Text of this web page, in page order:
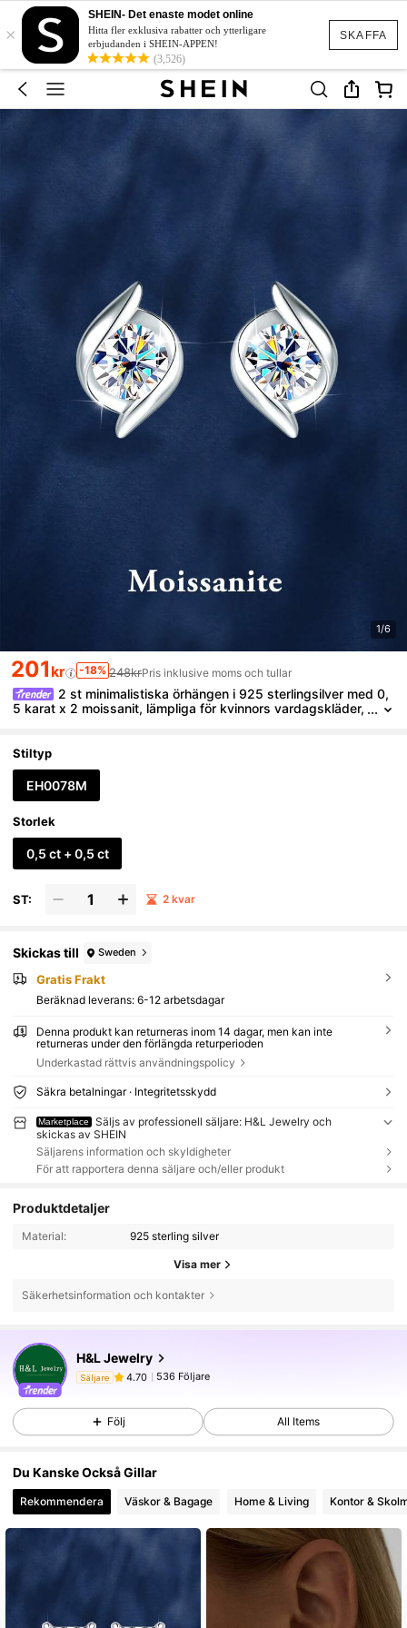
SKAFFA
×
SHEIN- Det enaste modet online
Hitta fler exklusiva rabatter och ytterligare
erbjudanden i SHEIN-APPEN!
(3,526)
1/6
201 kr -18% 248krPris inklusive moms och tullar
2 st minimalistiska örhängen i 925 sterlingsilver med 0,
5 karat x 2 moissanit, lämpliga för kvinnors vardagskläder,
Stiltyp
EH0078M
Storlek
0,5 ct + 0,5 ct
ST: 2 kvar
Skickas till Sweden
Gratis Frakt
Beräknad leverans: 6-12 arbetsdagar
Denna produkt kan returneras inom 14 dagar, men kan inte
returneras under den förlängda returperioden
Underkastad rättvis användningspolicy
Säkra betalningar · Integritetsskydd
Marketplace
Säljs av professionell säljare: H&L Jewelry och
skickas av SHEIN
Säljarens information och skyldigheter
För att rapportera denna säljare och/eller produkt
Produktdetaljer
Material: 925 sterling silver
Visa mer
Säkerhetsinformation och kontakter
H&L Jewelry
Säljare
4.70
536 Följare
س***8följde1 dag sedan
536 Följare
4.70
Följ All Items
Du Kanske Också Gillar
Rekommendera Väskor & Bagage Home & Living Kontor &